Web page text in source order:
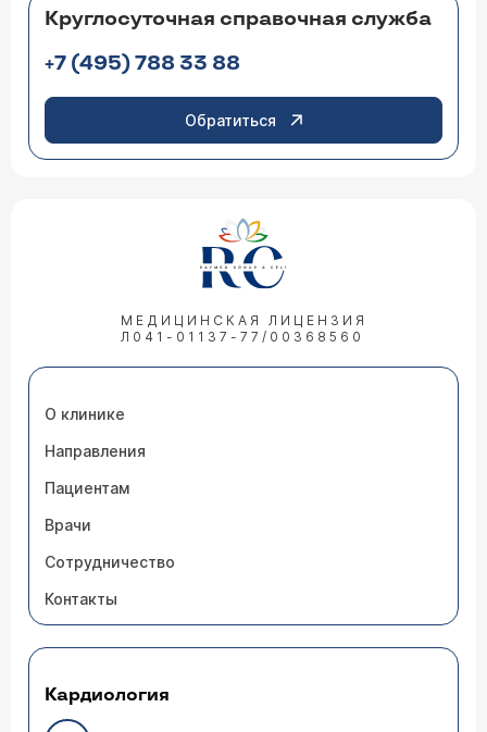
Круглосуточная справочная служба
+7 (495) 788 33 88
Обратиться
МЕДИЦИНСКАЯ ЛИЦЕНЗИЯ
Л041-01137-77/00368560
О клинике
Направления
Пациентам
Врачи
Сотрудничество
Контакты
Кардиология